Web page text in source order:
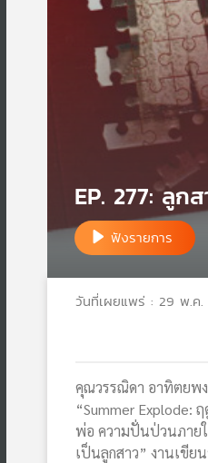
EP. 277: ลูก
ฟังรายการ
วันที่เผยแพร่ : 29 พ.ค
คุณวรรณิดา อาทิตยพ
“Summer Explode:
พ่อ ความปั่นป่วนภายใ
เป็นลูกสาว” งานเขีย